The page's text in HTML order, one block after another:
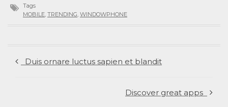
Tags
MOBILE, TRENDING, WINDOWPHONE
Duis ornare luctus sapien et blandit
Discover great apps